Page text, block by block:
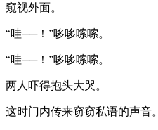
窥视外面。
“哇──！”哆哆嗦嗦。
“哇──！”哆哆嗦嗦。
两人吓得抱头大哭。
这时门内传来窃窃私语的声音。